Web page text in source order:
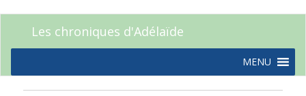
Les chroniques d'Adélaïde
MENU